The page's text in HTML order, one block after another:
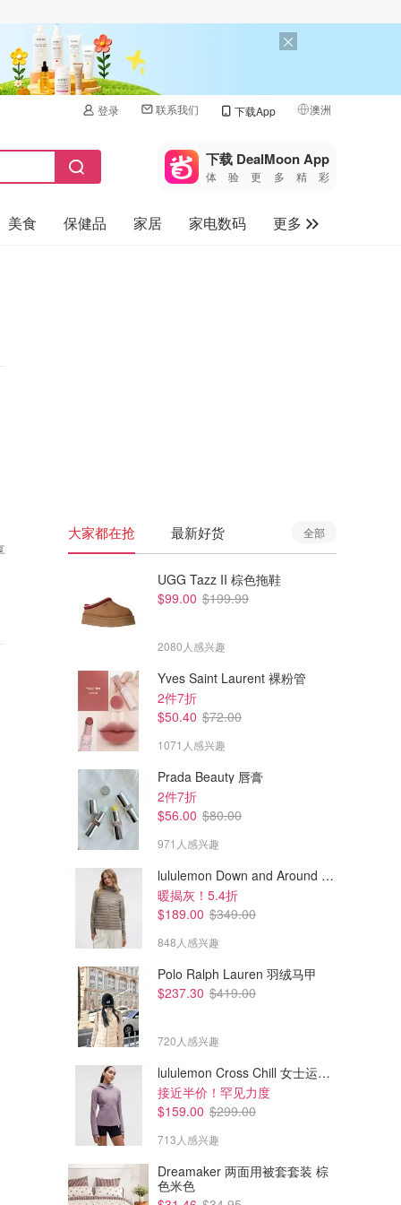
登录 联系我们 下载App 澳洲
🇺🇸
🇨🇳 中国
🇨🇦加拿大
下载 DealMoon App
体验更多精彩
美食 保健品 家居 家电数码
更多
$109.00
lululemon RePleat 高腰网球裙
$64.00 $89.00
lululemon Swiftly Tech 无袖上
衣
大家都在抢 最新好货 全部
UGG Tazz II 棕色拖鞋
$99.00 $199.99
2080人感兴趣
Yves Saint Laurent 裸粉管
2件7折
$50.40 $72.00
1071人感兴趣
Prada Beauty 唇膏
2件7折
$56.00 $80.00
971人感兴趣
lululemon Down and Around 羽绒夹克
暖揭灰！5.4折
$189.00 $349.00
848人感兴趣
Polo Ralph Lauren 羽绒马甲
$237.30 $419.00
720人感兴趣
lululemon Cross Chill 女士运动外套
接近半价！罕见力度
$159.00 $299.00
713人感兴趣
Dreamaker 两面用被套套装 棕
色米色